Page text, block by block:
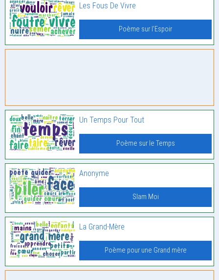
Les Fous De Vivre
Poème sur l'Espoir
Un Temps Pour Tout
Poème sur le Temps
Anonyme
Slam Moi
La Grand-Mère
Poème pour une Grand mère